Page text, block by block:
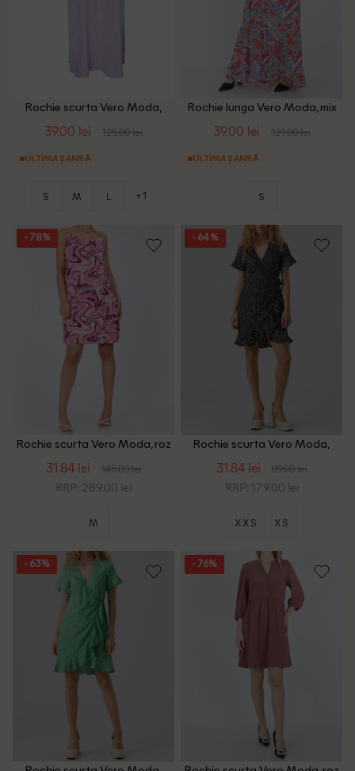
Rochie scurta Vero Moda,
39.00 lei 125.00 lei
ULTIMA ȘANSĂ
S M L +1
Rochie lunga Vero Moda, mix
39.00 lei 129.00 lei
ULTIMA ȘANSĂ
S
- 78%
Rochie scurta Vero Moda, roz
31.84 lei 145.00 lei
RRP: 289.00 lei
M
- 64%
Rochie scurta Vero Moda,
31.84 lei 89.00 lei
RRP: 179.00 lei
XXS XS
- 63% - 76%